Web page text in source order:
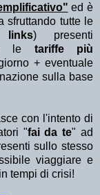
ed è
sfruttando tutte le
links) presenti
le tariffe più
+ eventuale
sulla base
con l'intento di
"fai da te" ad
sullo stesso
viaggiare e
tempi di crisi!